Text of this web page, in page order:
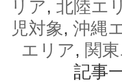
リア, 北陸エ
児対象, 沖縄
エリア, 関
記事